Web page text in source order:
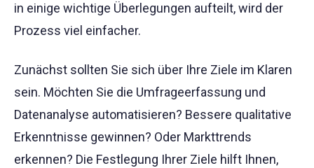
in einige wichtige Überlegungen aufteilt, wird der
Prozess viel einfacher.
Zunächst sollten Sie sich über Ihre Ziele im Klaren
sein. Möchten Sie die Umfrageerfassung und
Datenanalyse automatisieren? Bessere qualitative
Erkenntnisse gewinnen? Oder Markttrends
erkennen? Die Festlegung Ihrer Ziele hilft Ihnen,